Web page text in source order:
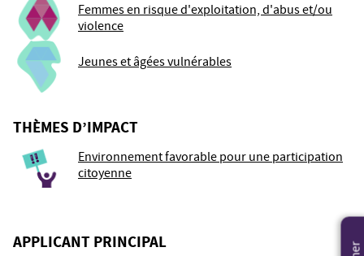
Femmes en risque d'exploitation, d'abus et/ou
violence
Jeunes et âgées vulnérables
THÈMES D’IMPACT
Environnement favorable pour une participation
citoyenne
APPLICANT PRINCIPAL